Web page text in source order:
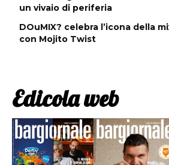
un vivaio di periferia
DOuMIX? celebra l’icona della
con Mojito Twist
Edicola web